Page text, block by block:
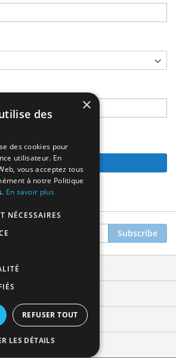
Continue
Subscribe
×
des
des cookies pour
utilisateur. En
vous acceptez tous
à notre Politique
En savoir plus
NÉCESSAIRES
REFUSER TOUT
LES DÉTAILS